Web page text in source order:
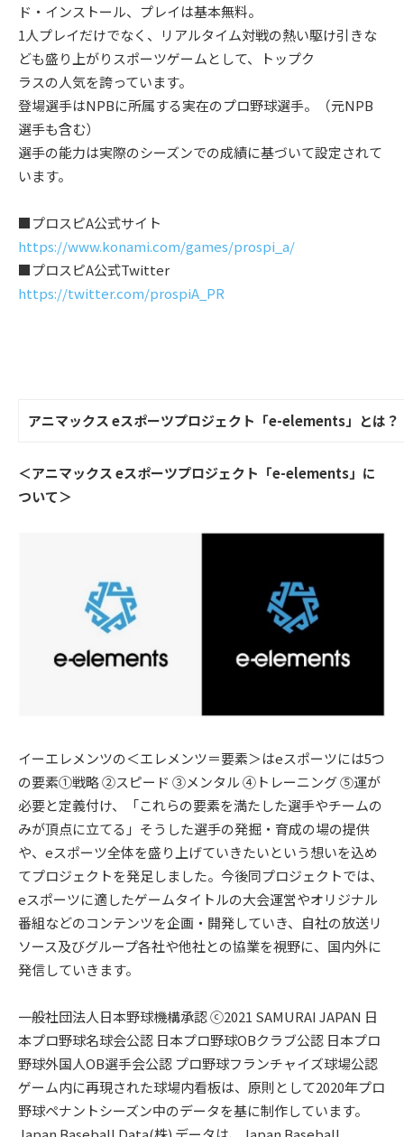
ド・インストール、プレイは基本無料。
1人プレイだけでなく、リアルタイム対戦の熱い駆け引きな
ども盛り上がりスポーツゲームとして、トップク
ラスの人気を誇っています。
登場選手はNPBに所属する実在のプロ野球選手。（元NPB
選手も含む）
選手の能力は実際のシーズンでの成績に基づいて設定されて
います。
■プロスピA公式サイト
https://www.konami.com/games/prospi_a/
■プロスピA公式Twitter
https://twitter.com/prospiA_PR
アニマックス eスポーツプロジェクト「e-elements」とは？
＜アニマックス eスポーツプロジェクト「e-elements」に
ついて＞
イーエレメンツの＜エレメンツ＝要素＞はeスポーツには5つ
の要素①戦略 ②スピード ③メンタル ④トレーニング ⑤運が
必要と定義付け、「これらの要素を満たした選手やチームの
みが頂点に立てる」そうした選手の発掘・育成の場の提供
や、eスポーツ全体を盛り上げていきたいという想いを込め
てプロジェクトを発足しました。今後同プロジェクトでは、
eスポーツに適したゲームタイトルの大会運営やオリジナル
番組などのコンテンツを企画・開発していき、自社の放送リ
ソース及びグループ各社や他社との協業を視野に、国内外に
発信していきます。
一般社団法人日本野球機構承認 ⓒ2021 SAMURAI JAPAN 日
本プロ野球名球会公認 日本プロ野球OBクラブ公認 日本プロ
野球外国人OB選手会公認 プロ野球フランチャイズ球場公認
ゲーム内に再現された球場内看板は、原則として2020年プロ
野球ペナントシーズン中のデータを基に制作しています。